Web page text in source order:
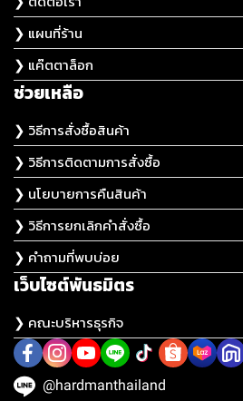
❯ แผนที่ร้าน
❯ แค๊ตตาล็อก
ช่วยเหลือ
❯ วิธีการสั่งซื้อสินค้า
❯ วิธีการติดตามการสั่งซื้อ
❯ นโยบายการคืนสินค้า
❯ วิธีการยกเลิกคำสั่งซื้อ
❯ คำถามที่พบบ่อย
เว็บไซต์พันธมิตร
❯ คณะบริหารธุรกิจ
@hardmanthailand